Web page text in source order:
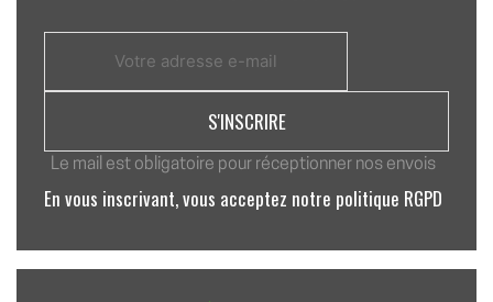
Le mail est obligatoire pour réceptionner nos envois
En vous inscrivant, vous acceptez notre politique RGPD